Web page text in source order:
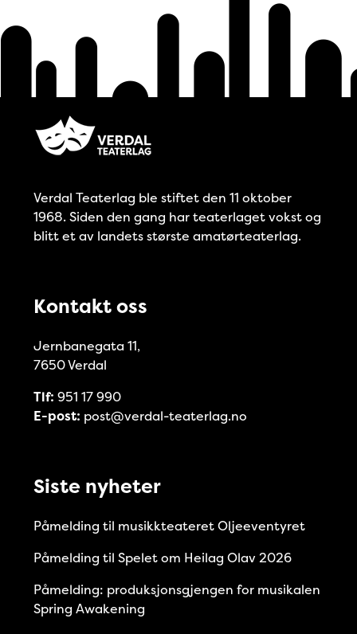
Verdal Teaterlag ble stiftet den 11 oktober
1968. Siden den gang har teaterlaget vokst og
blitt et av landets største amatørteaterlag.
Kontakt oss
Jernbanegata 11,
7650 Verdal
Tlf: 951 17 990
E-post: post@verdal-teaterlag.no
Siste nyheter
Påmelding til musikkteateret Oljeeventyret
Påmelding til Spelet om Heilag Olav 2026
Påmelding: produksjonsgjengen for musikalen
Spring Awakening